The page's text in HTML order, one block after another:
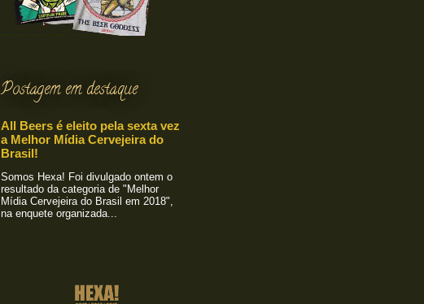
Postagem em destaque
All Beers é eleito pela sexta vez
a Melhor Mídia Cervejeira do
Brasil!
Somos Hexa! Foi divulgado ontem o
resultado da categoria de "Melhor
Mídia Cervejeira do Brasil em 2018",
na enquete organizada...